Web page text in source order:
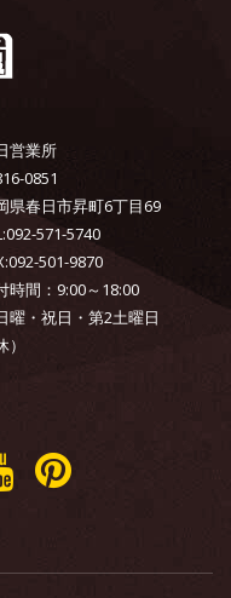
営業所
0851
県春日市昇町6丁目69
571-5740
501-9870
時間：9:00～18:00
曜・祝日・第2土曜日
）